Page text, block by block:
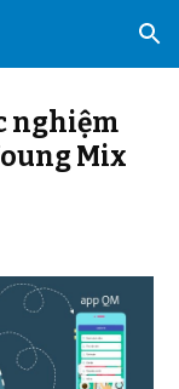
Skip to navigation
nghiệm
Mix